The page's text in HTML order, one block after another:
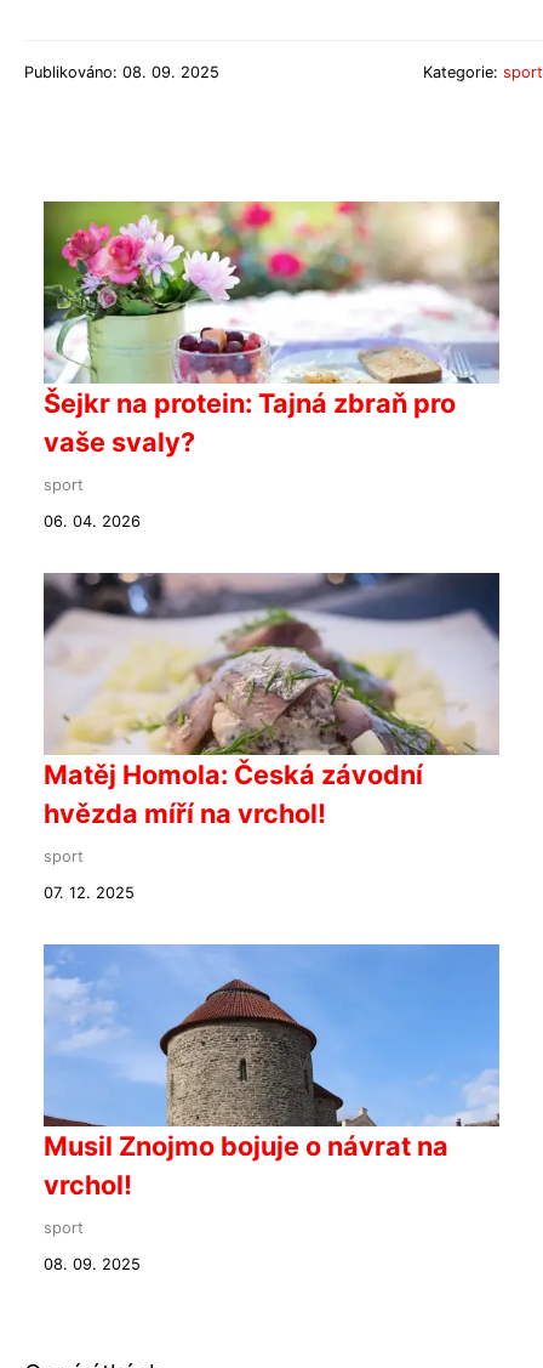
Publikováno: 08. 09. 2025 Kategorie: sport
Šejkr na protein: Tajná zbraň pro
vaše svaly?
sport
06. 04. 2026
Matěj Homola: Česká závodní
hvězda míří na vrchol!
sport
07. 12. 2025
Musil Znojmo bojuje o návrat na
vrchol!
sport
08. 09. 2025